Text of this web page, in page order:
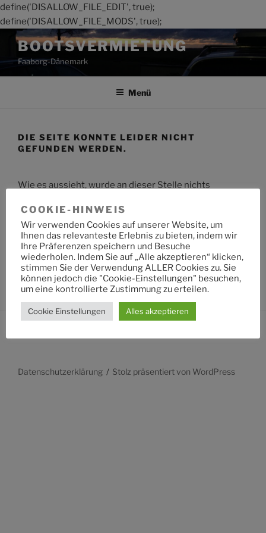
define('DISALLOW_FILE_EDIT', true);
define('DISALLOW_FILE_MODS', true);
Zum
Inhalt
springen
BOOTSVERMIETUNG
Faaborg-Dänemark
Menü
DIE SEITE KONNTE LEIDER NICHT
GEFUNDEN WERDEN.
Wie es aussieht, wurde an dieser Stelle nichts
Suche
nach:
Datenschutzerklärung Stolz präsentiert von WordPress
COOKIE-HINWEIS
Wir verwenden Cookies auf unserer Website, um
Ihnen das relevanteste Erlebnis zu bieten, indem wir
Ihre Präferenzen speichern und Besuche
wiederholen. Indem Sie auf „Alle akzeptieren“ klicken,
stimmen Sie der Verwendung ALLER Cookies zu. Sie
können jedoch die "Cookie-Einstellungen" besuchen,
um eine kontrollierte Zustimmung zu erteilen.
Cookie Einstellungen Alles akzeptieren